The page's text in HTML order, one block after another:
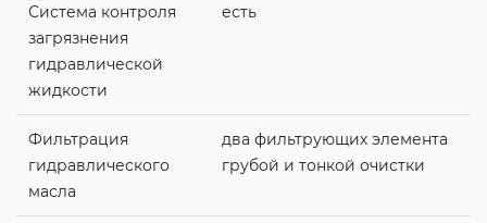
Система контроля
загрязнения
гидравлической
жидкости
есть
Фильтрация
гидравлического
масла
два фильтрующих элемента
грубой и тонкой очистки